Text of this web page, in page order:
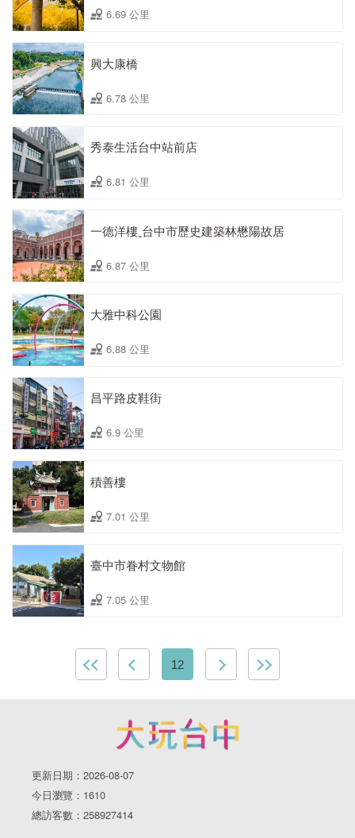
6.69 公里
興大康橋
6.78 公里
秀泰生活台中站前店
6.81 公里
一德洋樓ˍ台中市歷史建築林懋陽故居
6.87 公里
大雅中科公園
6.88 公里
昌平路皮鞋街
6.9 公里
積善樓
7.01 公里
臺中市眷村文物館
7.05 公里
12
更新日期：2026-08-07
今日瀏覽：1610
總訪客數：258927414